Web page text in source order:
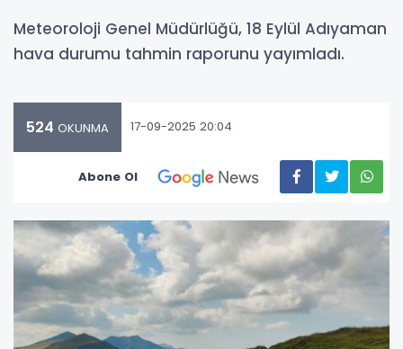
Meteoroloji Genel Müdürlüğü, 18 Eylül Adıyaman
hava durumu tahmin raporunu yayımladı.
524 OKUNMA 17-09-2025 20:04
Abone Ol